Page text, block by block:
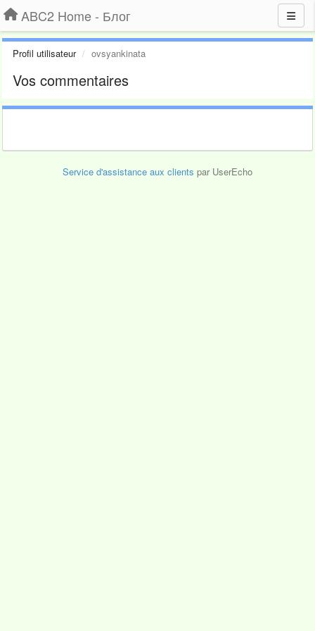
ABC2 Home - Блог
Profil utilisateur ovsyankinata
Vos commentaires
Service d'assistance aux clients par UserEcho